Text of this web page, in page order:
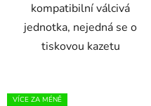
kompatibilní válcivá
jednotka, nejedná se o
tiskovou kazetu
VÍCE ZA MÉNĚ